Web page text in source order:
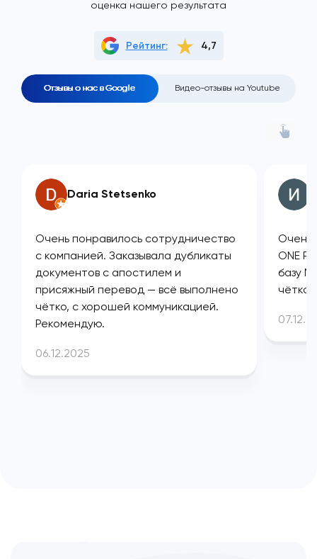
Рейтинг: 4,7
Отзывы о нас в Google Видео-отзывы на Youtube
оценка нашего результата
Daria Stetsenko
Очень понравилось сотрудничество
с компанией. Заказывала дубликаты
документов с апостилем и
присяжный перевод — всё выполнено
чётко, с хорошей коммуникацией.
Рекомендую.
06.12.2025
Очень
ONE
базу
чётко